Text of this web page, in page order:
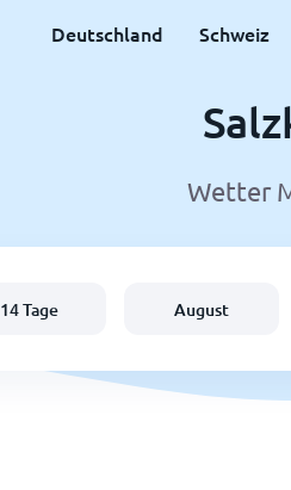
Deutschland Schweiz
Wetter
14 Tage August